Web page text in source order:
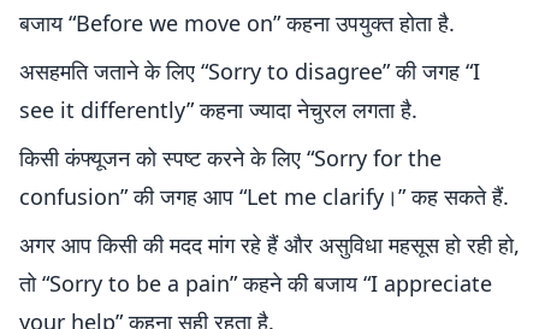
बजाय “Before we move on” कहना उपयुक्त होता है.
असहमति जताने के लिए “Sorry to disagree” की जगह “I
see it differently” कहना ज्यादा नेचुरल लगता है.
किसी कंफ्यूजन को स्पष्ट करने के लिए “Sorry for the
confusion” की जगह आप “Let me clarify।” कह सकते हैं.
अगर आप किसी की मदद मांग रहे हैं और असुविधा महसूस हो रही हो,
तो “Sorry to be a pain” कहने की बजाय “I appreciate
your help” कहना सही रहता है.